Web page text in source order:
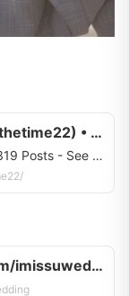
時光細語 By the time (@bythetime22) • Instagram profile
4,279 Followers, 80 Following, 319 Posts - See Instagram photos and videos from 時光細語 By the time (@bythetime22)
https://www.facebook.com/imissuwedding